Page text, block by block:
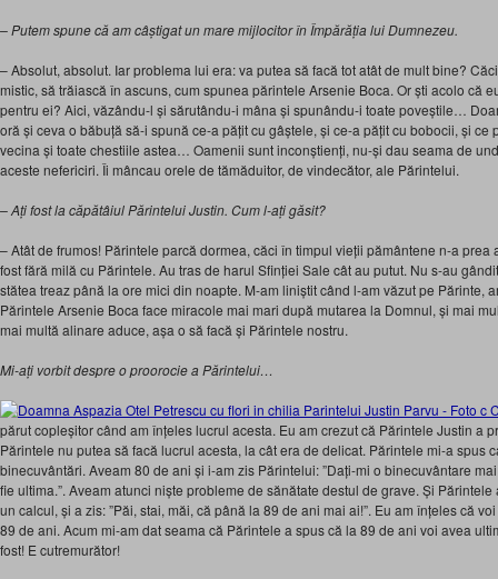
– Putem spune că am câștigat un mare mijlocitor în Împărăția lui Dumnezeu.
– Absolut, absolut. Iar problema lui era: va putea să facă tot atât de mult bine?
mistic, să trăiască în ascuns, cum spunea părintele Arsenie Boca. Or ști acolo că
pentru ei? Aici, văzându-l și sărutându-i mâna și spunându-i toate poveștile…
oră și ceva o băbuță să-i spună ce-a pățit cu gâștele, și ce-a pățit cu bobocii, și ce
vecina și toate chestiile astea… Oamenii sunt inconștienți, nu-și dau seama de
aceste nefericiri. Îi mâncau orele de tămăduitor, de vindecător, ale Părintelui.
– Ați fost la căpătâiul Părintelui Justin. Cum l-ați găsit?
– Atât de frumos! Părintele parcă dormea, căci în timpul vieții pământene n-a
fost fără milă cu Părintele. Au tras de harul Sfinției Sale cât au putut. Nu s-au
stătea treaz până la ore mici din noapte. M-am liniștit când l-am văzut pe Părinte,
Părintele Arsenie Boca face miracole mai mari după mutarea la Domnul, și mai
mai multă alinare aduce, așa o să facă și Părintele nostru.
Mi-ați vorbit despre o proorocie a Părintelui…
părut copleșitor când am înțeles lucrul acesta. Eu am crezut că Părintele Justin a
Părintele nu putea să facă lucrul acesta, la cât era de delicat. Părintele mi-a spus
binecuvântări. Aveam 80 de ani și i-am zis Părintelui: ”Dați-mi o binecuvântare
fie ultima.”. Aveam atunci niște probleme de sănătate destul de grave. Și
un calcul, și a zis: ”Păi, stai, măi, că până la 89 de ani mai ai!”. Eu am înțeles că
89 de ani. Acum mi-am dat seama că Părintele a spus că la 89 de ani voi avea
fost! E cutremurător!